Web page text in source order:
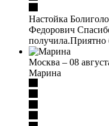
Настойка
Федорович
получила.Приятно
Москва – 08
Марина